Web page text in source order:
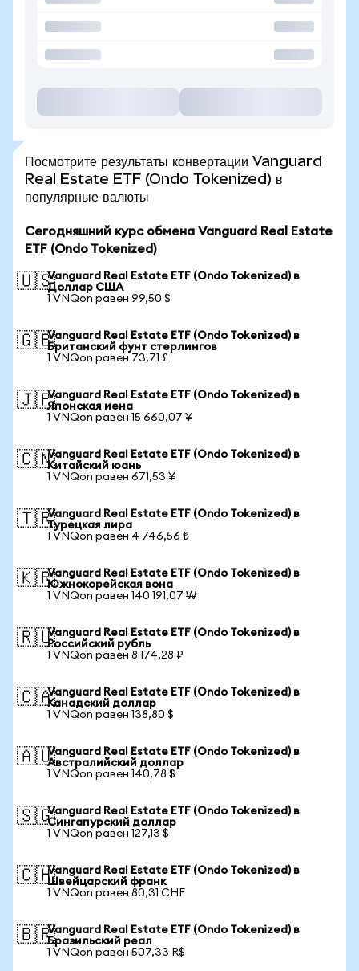
Посмотрите результаты конвертации Vanguard
Real Estate ETF (Ondo Tokenized) в
популярные валюты
Сегодняшний курс обмена Vanguard Real Estate
ETF (Ondo Tokenized)
🇺🇸Vanguard Real Estate ETF (Ondo Tokenized) в
Доллар США
1 VNQon равен 99,50 $
🇬🇧Vanguard Real Estate ETF (Ondo Tokenized) в
Британский фунт стерлингов
1 VNQon равен 73,71 £
🇯🇵Vanguard Real Estate ETF (Ondo Tokenized) в
Японская иена
1 VNQon равен 15 660,07 ¥
🇨🇳Vanguard Real Estate ETF (Ondo Tokenized) в
Китайский юань
1 VNQon равен 671,53 ¥
🇹🇷Vanguard Real Estate ETF (Ondo Tokenized) в
Турецкая лира
1 VNQon равен 4 746,56 ₺
🇰🇷Vanguard Real Estate ETF (Ondo Tokenized) в
Южнокорейская вона
1 VNQon равен 140 191,07 ₩
🇷🇺Vanguard Real Estate ETF (Ondo Tokenized) в
Российский рубль
1 VNQon равен 8 174,28 ₽
🇨🇦Vanguard Real Estate ETF (Ondo Tokenized) в
Канадский доллар
1 VNQon равен 138,80 $
🇦🇺Vanguard Real Estate ETF (Ondo Tokenized) в
Австралийский доллар
1 VNQon равен 140,78 $
🇸🇬Vanguard Real Estate ETF (Ondo Tokenized) в
Сингапурский доллар
1 VNQon равен 127,13 $
🇨🇭Vanguard Real Estate ETF (Ondo Tokenized) в
Швейцарский франк
1 VNQon равен 80,31 CHF
🇧🇷Vanguard Real Estate ETF (Ondo Tokenized) в
Бразильский реал
1 VNQon равен 507,33 R$